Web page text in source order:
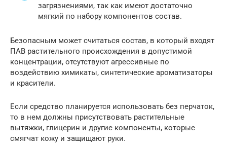
загрязнениями, так как имеют достаточно
мягкий по набору компонентов состав.
Безопасным может считаться состав, в который входят
ПАВ растительного происхождения в допустимой
концентрации, отсутствуют агрессивные по
воздействию химикаты, синтетические ароматизаторы
и красители.
Если средство планируется использовать без перчаток,
то в нем должны присутствовать растительные
вытяжки, глицерин и другие компоненты, которые
смягчат кожу и защищают руки.